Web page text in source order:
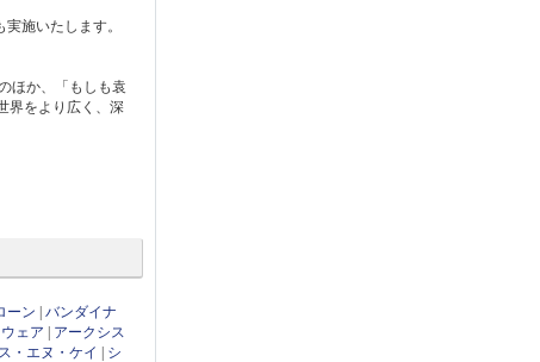
施いたします。
ほか、「もしも袁
界をより広く、深
ーン |バンダイナ
ェア
アークシス
・エヌ・ケイ
シ